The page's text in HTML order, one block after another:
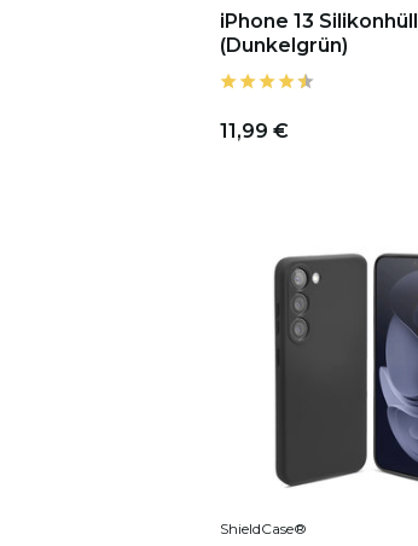
iPhone 13
(Dunkelgrün)
11,99 €
ShieldCase®